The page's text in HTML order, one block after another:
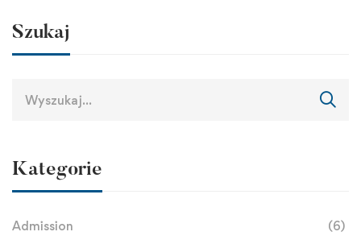
Szukaj
Kategorie
Admission (6)